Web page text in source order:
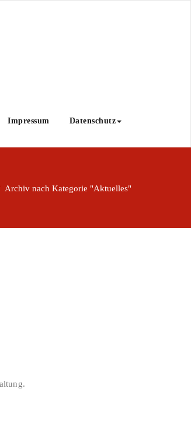
Impressum Datenschutz
Archiv nach Kategorie "Aktuelles"